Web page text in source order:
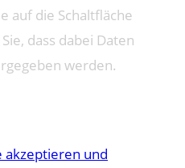
auf die Schaltfläche
dass dabei Daten
werden.
akzeptieren und